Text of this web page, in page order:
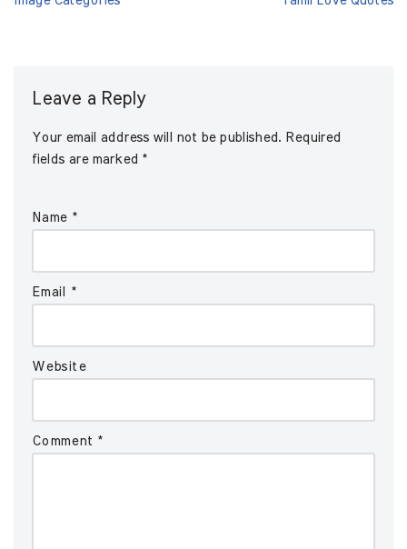
Leave a Reply
Your email address will not be published. Required
fields are marked *
Name *
Email *
Website
Comment *